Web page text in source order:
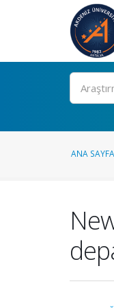
Ara
ANA SAYFA